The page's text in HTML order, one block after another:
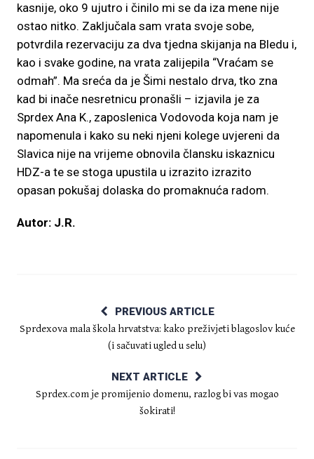
kasnije, oko 9 ujutro i činilo mi se da iza mene nije
ostao nitko. Zaključala sam vrata svoje sobe,
potvrdila rezervaciju za dva tjedna skijanja na Bledu i,
kao i svake godine, na vrata zalijepila “Vraćam se
odmah”. Ma sreća da je Šimi nestalo drva, tko zna
kad bi inače nesretnicu pronašli – izjavila je za
Sprdex Ana K., zaposlenica Vodovoda koja nam je
napomenula i kako su neki njeni kolege uvjereni da
Slavica nije na vrijeme obnovila člansku iskaznicu
HDZ-a te se stoga upustila u izrazito izrazito
opasan pokušaj dolaska do promaknuća radom.
Autor: J.R.
PREVIOUS ARTICLE
Sprdexova mala škola hrvatstva: kako preživjeti blagoslov kuće
(i sačuvati ugled u selu)
NEXT ARTICLE
Sprdex.com je promijenio domenu, razlog bi vas mogao
šokirati!